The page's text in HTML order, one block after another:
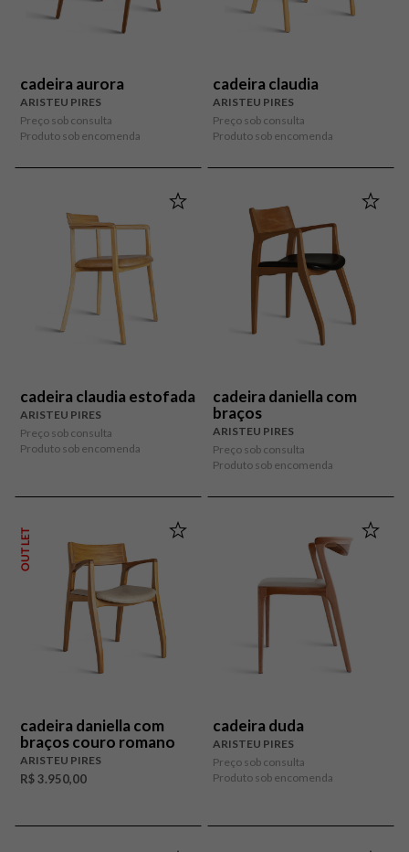
cadeira aurora
ARISTEU PIRES
Preço sob consulta
Produto sob encomenda
cadeira claudia
ARISTEU PIRES
Preço sob consulta
Produto sob encomenda
cadeira claudia estofada
ARISTEU PIRES
Preço sob consulta
Produto sob encomenda
cadeira daniella com
braços
ARISTEU PIRES
Preço sob consulta
Produto sob encomenda
OUTLET
cadeira daniella com
braços couro romano
ARISTEU PIRES
R$ 3.950,00
cadeira duda
ARISTEU PIRES
Preço sob consulta
Produto sob encomenda